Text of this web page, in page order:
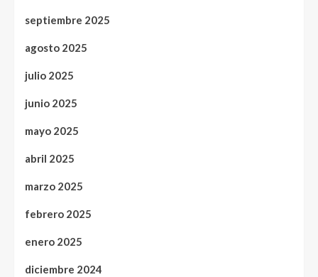
septiembre 2025
agosto 2025
julio 2025
junio 2025
mayo 2025
abril 2025
marzo 2025
febrero 2025
enero 2025
diciembre 2024